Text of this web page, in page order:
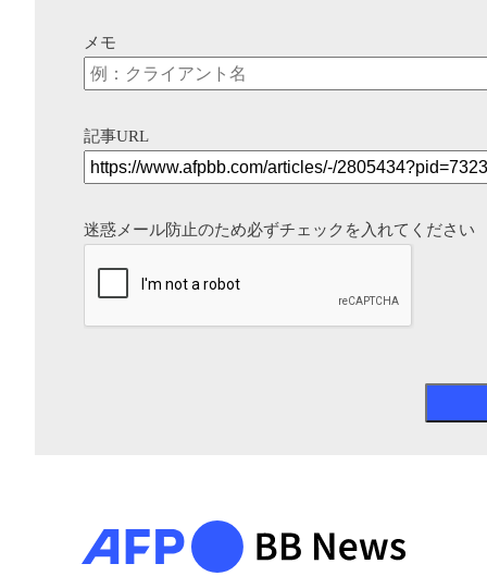
メモ
記事URL
迷惑メール防止のため必ずチェックを入れてください